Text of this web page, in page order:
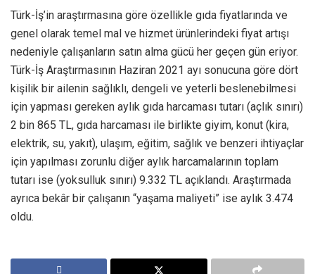
Türk-İş’in araştırmasına göre özellikle gıda fiyatlarında ve
genel olarak temel mal ve hizmet ürünlerindeki fiyat artışı
nedeniyle çalışanların satın alma gücü her geçen gün eriyor.
Türk-İş Araştırmasının Haziran 2021 ayı sonucuna göre dört
kişilik bir ailenin sağlıklı, dengeli ve yeterli beslenebilmesi
için yapması gereken aylık gıda harcaması tutarı (açlık sınırı)
2 bin 865 TL, gıda harcaması ile birlikte giyim, konut (kira,
elektrik, su, yakıt), ulaşım, eğitim, sağlık ve benzeri ihtiyaçlar
için yapılması zorunlu diğer aylık harcamalarının toplam
tutarı ise (yoksulluk sınırı) 9.332 TL açıklandı. Araştırmada
ayrıca bekâr bir çalışanın “yaşama maliyeti” ise aylık 3.474
oldu.